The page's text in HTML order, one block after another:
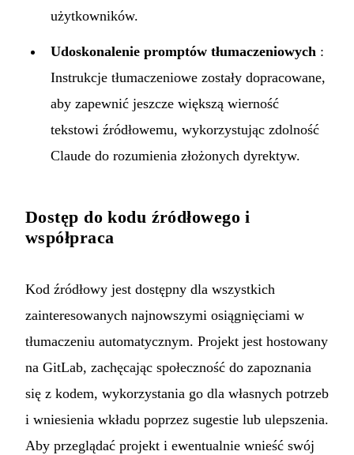
użytkowników.
Udoskonalenie promptów tłumaczeniowych :
Instrukcje tłumaczeniowe zostały dopracowane,
aby zapewnić jeszcze większą wierność
tekstowi źródłowemu, wykorzystując zdolność
Claude do rozumienia złożonych dyrektyw.
Dostęp do kodu źródłowego i
współpraca
Kod źródłowy jest dostępny dla wszystkich
zainteresowanych najnowszymi osiągnięciami w
tłumaczeniu automatycznym. Projekt jest hostowany
na GitLab, zachęcając społeczność do zapoznania
się z kodem, wykorzystania go dla własnych potrzeb
i wniesienia wkładu poprzez sugestie lub ulepszenia.
Aby przeglądać projekt i ewentualnie wnieść swój